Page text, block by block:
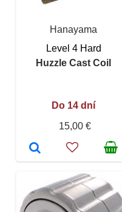
Hanayama
Level 4 Hard
Huzzle Cast Coil
Do 14 dní
15,00 €